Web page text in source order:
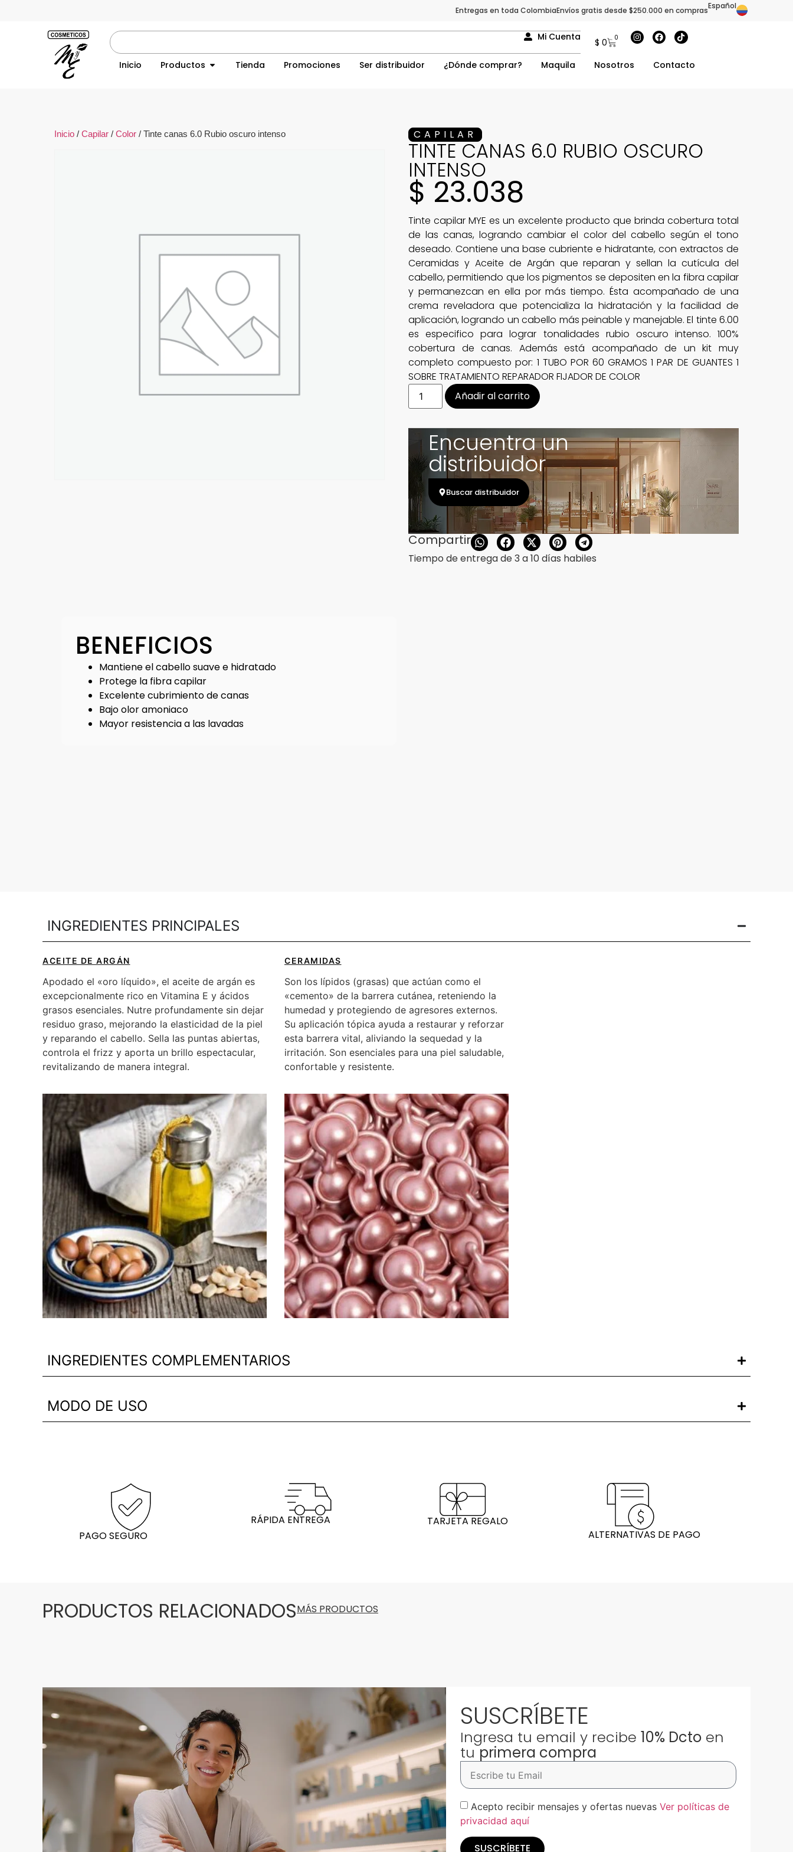
Entregas en toda ColombiaEnvíos gratis desde $250.000 en comprasEspañol
Mi Cuenta $ 0 0
Inicio Productos Tienda Promociones Ser distribuidor ¿Dónde comprar? Maquila Nosotros Contacto
Inicio / Capilar / Color / Tinte canas 6.0 Rubio oscuro intenso CAPILAR
TINTE CANAS 6.0 RUBIO OSCURO
INTENSO
$ 23.038
Tinte capilar MYE es un excelente producto que brinda cobertura total
de las canas, logrando cambiar el color del cabello según el tono
deseado. Contiene una base cubriente e hidratante, con extractos de
Ceramidas y Aceite de Argán que reparan y sellan la cutícula del
cabello, permitiendo que los pigmentos se depositen en la fibra capilar
y permanezcan en ella por más tiempo. Ésta acompañado de una
crema reveladora que potencializa la hidratación y la facilidad de
aplicación, logrando un cabello más peinable y manejable. El tinte 6.00
es especifico para lograr tonalidades rubio oscuro intenso. 100%
cobertura de canas. Además está acompañado de un kit muy
completo compuesto por: 1 TUBO POR 60 GRAMOS 1 PAR DE GUANTES 1
SOBRE TRATAMIENTO REPARADOR FIJADOR DE COLOR
Añadir al carrito
Encuentra un
distribuidor
Buscar distribuidor
Compartir
Tiempo de entrega de 3 a 10 días habiles
BENEFICIOS
Mantiene el cabello suave e hidratado
Protege la fibra capilar
Excelente cubrimiento de canas
Bajo olor amoniaco
Mayor resistencia a las lavadas
INGREDIENTES PRINCIPALES​
ACEITE DE ARGÁN
Apodado el «oro líquido», el aceite de argán es
excepcionalmente rico en Vitamina E y ácidos
grasos esenciales. Nutre profundamente sin dejar
residuo graso, mejorando la elasticidad de la piel
y reparando el cabello. Sella las puntas abiertas,
controla el frizz y aporta un brillo espectacular,
revitalizando de manera integral.
CERAMIDAS
Son los lípidos (grasas) que actúan como el
«cemento» de la barrera cutánea, reteniendo la
humedad y protegiendo de agresores externos.
Su aplicación tópica ayuda a restaurar y reforzar
esta barrera vital, aliviando la sequedad y la
irritación. Son esenciales para una piel saludable,
confortable y resistente.
INGREDIENTES COMPLEMENTARIOS
MODO DE USO
PAGO SEGURO
RÁPIDA ENTREGA
TARJETA REGALO
ALTERNATIVAS DE PAGO
PRODUCTOS RELACIONADOSMÁS PRODUCTOS
SUSCRÍBETE
Ingresa tu email y recibe 10% Dcto en
tuprimera compra
Acepto recibir mensajes y ofertas nuevas Ver políticas de
privacidad aquí
SUSCRÍBETE